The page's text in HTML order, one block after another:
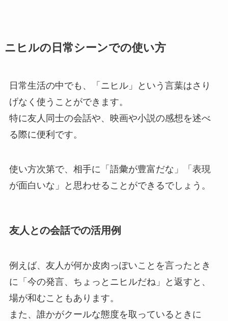
ニヒルの日常シーンでの使い方
日常生活の中でも、「ニヒル」という言葉はさり
げなく使うことができます。
特に友人同士の会話や、映画や小説の感想を述べ
る際に便利です。
使い方次第で、相手に「語彙が豊富だな」「表現
が面白いな」と思わせることができるでしょう。
友人との会話での活用例
例えば、友人が何か皮肉っぽいことを言ったとき
に「今の発言、ちょっとニヒルだね」と返すと、
場が和むこともあります。
また、誰かがクールな態度を取っているときに